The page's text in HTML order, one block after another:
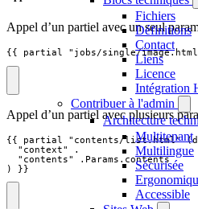
Fichiers
Définitions
Contact
Liens
Licence
Intégration
Contribuer à l'admin
Architecture
Multitenant
Multilingue
Sécurisée
Accessible
Appel d’un partiel avec un seul
{{ partial "jobs/single/
Appel d’un partiel avec plusieurs
{{ partial "contents/list.html"
  "context" .
  "contents" .Params.contents
) }}